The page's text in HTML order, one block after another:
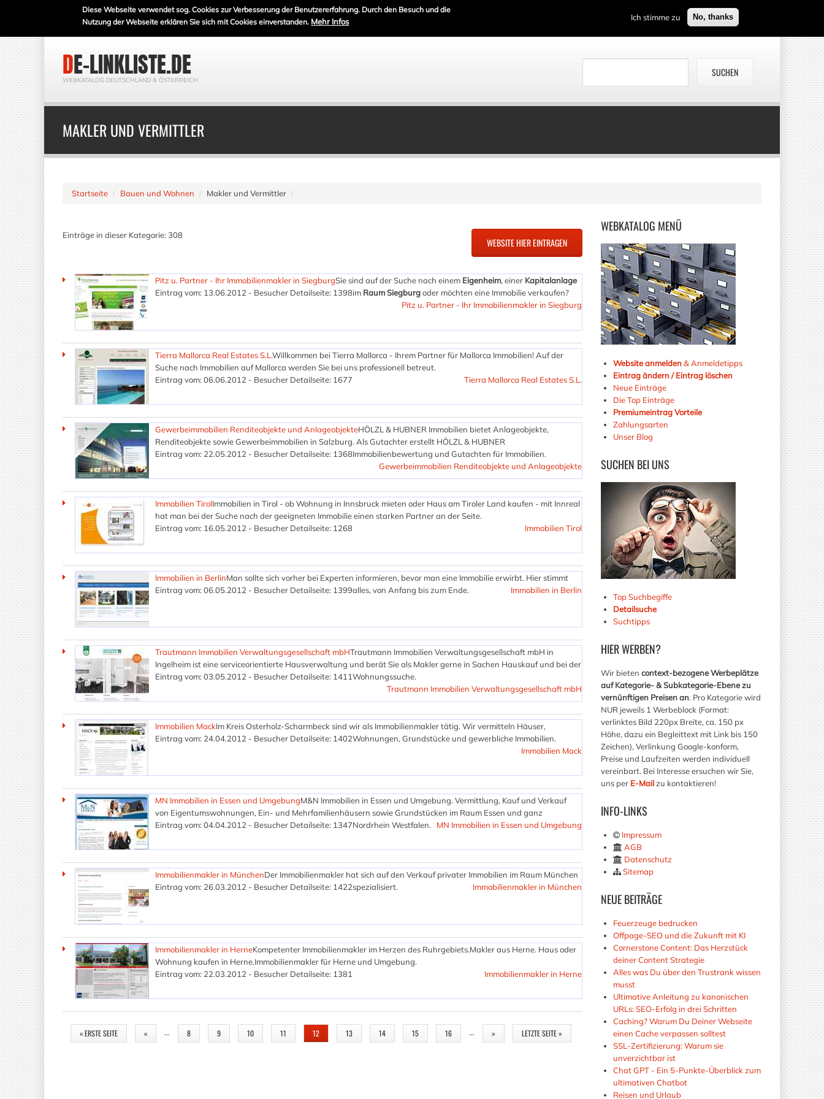
Diese Webseite verwendet sog. Cookies zur Verbesserung der Benutzererfahrung. Durch den Besuch und die
Nutzung der Webseite erklären Sie sich mit Cookies einverstanden. Mehr Infos Ich stimme zu No, thanks
DE-LINKLISTE.DE
WEBKATALOG DEUTSCHLAND & ÖSTERREICH
MAKLER UND VERMITTLER
Startseite Bauen und Wohnen Makler und Vermittler
WEBKATALOG MENÜ
Website anmelden& Anmeldetipps
Eintrag ändern / Eintrag löschen
Neue Einträge
Die Top Einträge
Premiumeintrag Vorteile
Zahlungsarten
Unser Blog
SUCHEN BEI UNS
Top Suchbegiffe
Detailsuche
Suchtipps
HIERWERBEN?
Wir bieten context-bezogene Werbeplätze
auf Kategorie- & Subkategorie-Ebene zu
vernünftigen Preisen an. Pro Kategorie wird
NUR jeweils 1 Werbeblock (Format:
verlinktes Bild 220px Breite, ca. 150 px
Höhe, dazu ein Begleittext mit Link bis 150
Zeichen), Verlinkung Google-konform,
Preise und Laufzeiten werden individuell
vereinbart. Bei Interesse ersuchen wir Sie,
uns per E-Mailzu kontaktieren!
INFO-LINKS
Impressum
AGB
Datenschutz
Sitemap
NEUEBEITRÄGE
Feuerzeuge bedrucken
Offpage-SEO und die Zukunft mit KI
Cornerstone Content: Das Herzstück
deiner Content Strategie
Alles was Du über den Trustrank wissen
musst
Ultimative Anleitung zu kanonischen
URLs: SEO-Erfolg in drei Schritten
Caching? Warum Du Deiner Webseite
einen Cache verpassen solltest
SSL-Zertifizierung: Warum sie
unverzichtbar ist
Chat GPT - Ein 5-Punkte-Überblick zum
ultimativen Chatbot
Reisen und Urlaub
Einträge in dieser Kategorie: 308
Pitz u. Partner - Ihr Immobilienmakler in SiegburgSie sind auf der Suche nach einem Eigenheim, einer Kapitalanlage
im Raum Siegburgoder möchten eine Immobilie verkaufen?
Eintrag vom: 13.06.2012 - Besucher Detailseite: 1398
Pitz u. Partner - Ihr Immobilienmakler in Siegburg
Tierra Mallorca Real Estates S.L.Willkommen bei Tierra Mallorca - Ihrem Partner für Mallorca Immobilien! Auf der
Suche nach Immobilien auf Mallorca werden Sie bei uns professionell betreut.
Eintrag vom: 06.06.2012 - Besucher Detailseite: 1677
Tierra Mallorca Real Estates S.L.
Gewerbeimmobilien Renditeobjekte und AnlageobjekteHÖLZL & HUBNER Immobilien bietet Anlageobjekte,
Renditeobjekte sowie Gewerbeimmobilien in Salzburg. Als Gutachter erstellt HÖLZL & HUBNER
Immobilienbewertung und Gutachten für Immobilien.
Eintrag vom: 22.05.2012 - Besucher Detailseite: 1368
Gewerbeimmobilien Renditeobjekte und Anlageobjekte
Immobilien TirolImmobilien in Tirol - ob Wohnung in Innsbruck mieten oder Haus am Tiroler Land kaufen - mit Innreal
hat man bei der Suche nach der geeigneten Immobilie einen starken Partner an der Seite.
Eintrag vom: 16.05.2012 - Besucher Detailseite: 1268
Immobilien Tirol
Immobilien in BerlinMan sollte sich vorher bei Experten informieren, bevor man eine Immobilie erwirbt. Hier stimmt
alles, von Anfang bis zum Ende.
Eintrag vom: 06.05.2012 - Besucher Detailseite: 1399 Immobilien in Berlin
Trautmann Immobilien Verwaltungsgesellschaft mbHTrautmann Immobilien Verwaltungsgesellschaft mbH in
Ingelheim ist eine serviceorientierte Hausverwaltung und berät Sie als Makler gerne in Sachen Hauskauf und bei der
Wohnungssuche.
Eintrag vom: 03.05.2012 - Besucher Detailseite: 1411
Trautmann Immobilien Verwaltungsgesellschaft mbH
Immobilien MackIm Kreis Osterholz-Scharmbeck sind wir als Immobilienmakler tätig. Wir vermitteln Häuser,
Wohnungen, Grundstücke und gewerbliche Immobilien.
Eintrag vom: 24.04.2012 - Besucher Detailseite: 1402
Immobilien Mack
MN Immobilien in Essen und UmgebungM&N Immobilien in Essen und Umgebung. Vermittlung, Kauf und Verkauf
von Eigentumswohnungen, Ein- und Mehrfamilienhäusern sowie Grundstücken im Raum Essen und ganz
Nordrhein Westfalen.
Eintrag vom: 04.04.2012 - Besucher Detailseite: 1347 MN Immobilien in Essen und Umgebung
Immobilienmakler in MünchenDer Immobilienmakler hat sich auf den Verkauf privater Immobilien im Raum München
spezialisiert.
Eintrag vom: 26.03.2012 - Besucher Detailseite: 1422 Immobilienmakler in München
Immobilienmakler in HerneKompetenter Immobilienmakler im Herzen des Ruhrgebiets.Makler aus Herne. Haus oder
Wohnung kaufen in Herne.Immobilienmakler für Herne und Umgebung.
Eintrag vom: 22.03.2012 - Besucher Detailseite: 1381
Immobilienmakler in Herne
SEITEN
« ERSTE SEITE « … 8 9 10 11 12 13 14 15 16 … » LETZTE SEITE »